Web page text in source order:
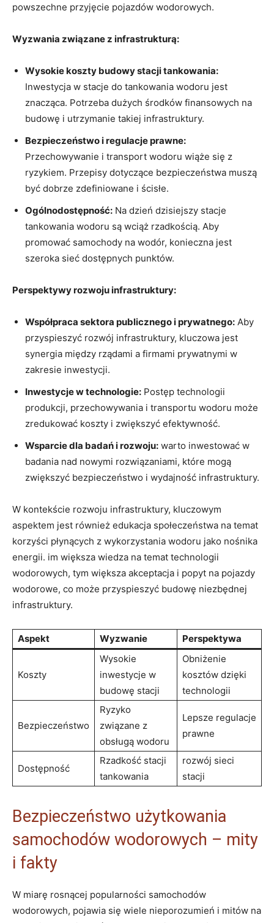
powszechne‌ przyjęcie pojazdów wodorowych.
Wyzwania ​związane z infrastrukturą:
Wysokie koszty budowy stacji tankowania:
Inwestycja w stacje ⁤do tankowania wodoru jest
znacząca. Potrzeba dużych środków‍ finansowych na⁢
budowę​ i utrzymanie takiej infrastruktury.
Bezpieczeństwo ⁢i regulacje prawne:
Przechowywanie i transport ⁤wodoru wiąże się z
ryzykiem.​ Przepisy dotyczące bezpieczeństwa muszą
być dobrze ​zdefiniowane i ścisłe.
Ogólnodostępność: Na dzień dzisiejszy stacje
tankowania wodoru są wciąż rzadkością. Aby
‌promować samochody na wodór, konieczna⁢ jest
szeroka sieć dostępnych punktów.
Perspektywy rozwoju infrastruktury:
Współpraca​ sektora publicznego i⁤ prywatnego: Aby
przyspieszyć rozwój ​infrastruktury, kluczowa ‍jest
synergia między rządami​ a ⁢firmami ⁣prywatnymi w
zakresie‌ inwestycji.
Inwestycje w ⁣technologie: Postęp technologii
produkcji, przechowywania i transportu wodoru może
zredukować koszty ‍i zwiększyć efektywność.
Wsparcie dla badań ⁤i rozwoju: warto⁢ inwestować w
badania nad nowymi rozwiązaniami, które mogą
zwiększyć bezpieczeństwo i ‌wydajność infrastruktury.
W kontekście rozwoju infrastruktury, kluczowym
aspektem⁢ jest również⁤ edukacja społeczeństwa na temat
korzyści ⁤płynących ⁤z ⁣wykorzystania wodoru ​jako nośnika
energii. im⁣ większa wiedza na temat technologii
wodorowych, tym większa akceptacja i popyt na pojazdy
wodorowe, co ‍może⁢ przyspieszyć budowę⁢ niezbędnej
infrastruktury.
Aspekt Wyzwanie Perspektywa
Koszty
Wysokie
inwestycje w
budowę stacji
Obniżenie
kosztów​ dzięki
technologii
Bezpieczeństwo
Ryzyko
związane z⁤
obsługą ⁤wodoru
Lepsze regulacje
⁣prawne
Dostępność
Rzadkość stacji
tankowania
rozwój sieci
stacji
Bezpieczeństwo użytkowania
samochodów wodorowych – mity
‌i ⁤fakty
W miarę rosnącej popularności samochodów
wodorowych, pojawia się wiele nieporozumień‍ i mitów na